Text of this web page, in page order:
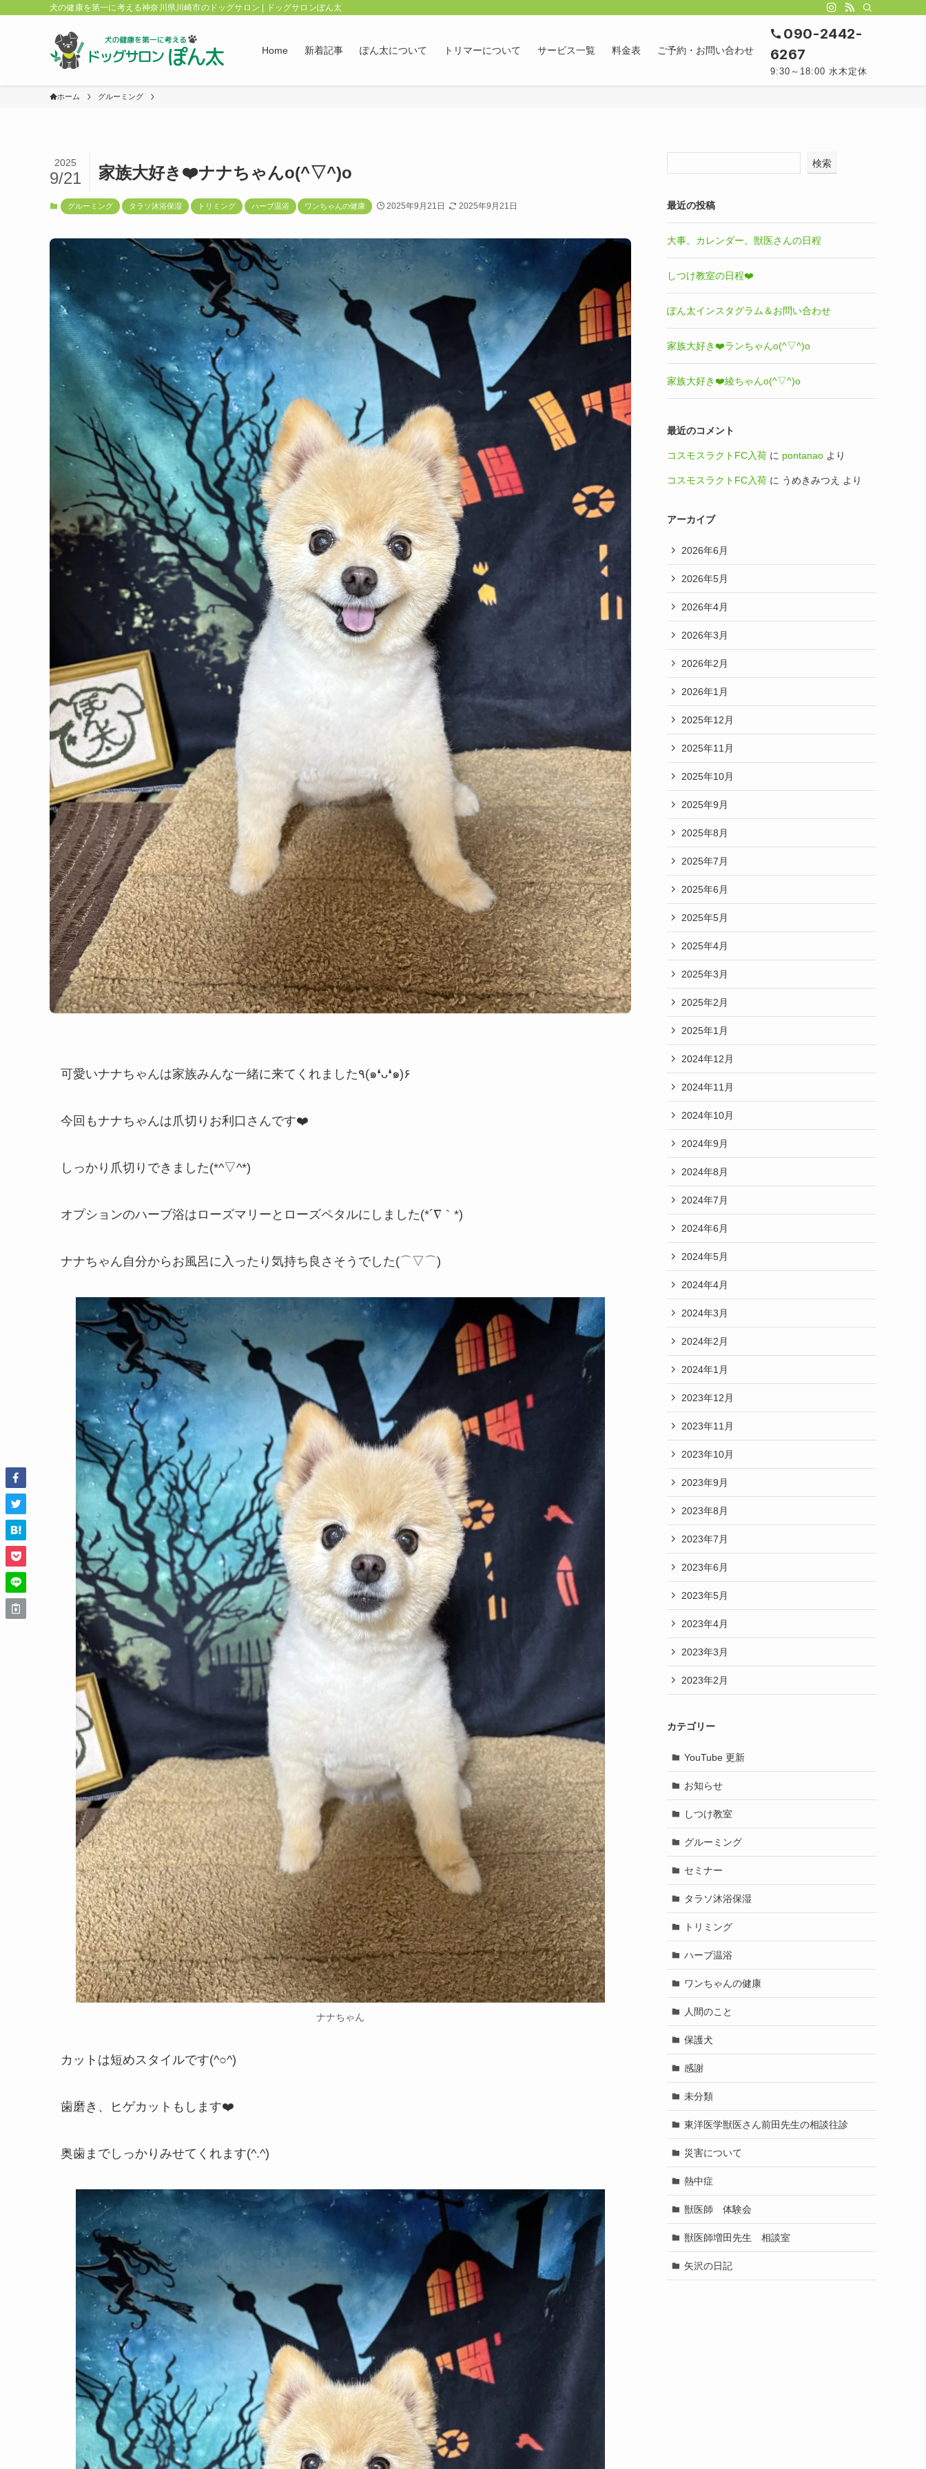
犬の健康を第一に考える神奈川県川崎市のドッグサロン | ドッグサロンぽん太
Home 新着記事 ぽん太について トリマーについて サービス一覧 料金表 ご予約・お問い合わせ
090-2442-
6267
9:30～18:00 水木定休
ホーム グルーミング
家族大好き❤️ナナちゃんo(^▽^)o
2025
9/21
グルーミング タラソ沐浴保湿 トリミング ハーブ温浴 ワンちゃんの健康 2025年9月21日 2025年9月21日
可愛いナナちゃんは家族みんな一緒に来てくれました٩(๑❛ᴗ❛๑)۶
今回もナナちゃんは爪切りお利口さんです❤️
しっかり爪切りできました(*^▽^*)
オプションのハーブ浴はローズマリーとローズペタルにしました(*´∇｀*)
ナナちゃん自分からお風呂に入ったり気持ち良さそうでした(⌒▽⌒)
ナナちゃん
カットは短めスタイルです(^○^)
歯磨き、ヒゲカットもします❤️
奥歯までしっかりみせてくれます(^.^)
検索
最近の投稿
大事。カレンダー。獣医さんの日程
しつけ教室の日程❤️
ぽん太インスタグラム＆お問い合わせ
家族大好き❤️ランちゃんo(^▽^)o
家族大好き❤️綾ちゃんo(^▽^)o
最近のコメント
コスモスラクトFC入荷 に pontanao より
コスモスラクトFC入荷 に うめきみつえ より
アーカイブ
2026年6月
2026年5月
2026年4月
2026年3月
2026年2月
2026年1月
2025年12月
2025年11月
2025年10月
2025年9月
2025年8月
2025年7月
2025年6月
2025年5月
2025年4月
2025年3月
2025年2月
2025年1月
2024年12月
2024年11月
2024年10月
2024年9月
2024年8月
2024年7月
2024年6月
2024年5月
2024年4月
2024年3月
2024年2月
2024年1月
2023年12月
2023年11月
2023年10月
2023年9月
2023年8月
2023年7月
2023年6月
2023年5月
2023年4月
2023年3月
2023年2月
カテゴリー
YouTube 更新
お知らせ
しつけ教室
グルーミング
セミナー
タラソ沐浴保湿
トリミング
ハーブ温浴
ワンちゃんの健康
人間のこと
保護犬
感謝
未分類
東洋医学獣医さん前田先生の相談往診
災害について
熱中症
獣医師 体験会
獣医師増田先生 相談室
矢沢の日記